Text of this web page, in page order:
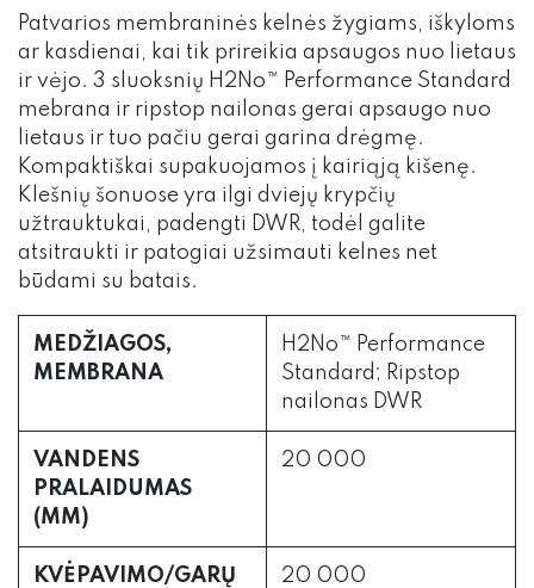
Patvarios membraninės kelnės žygiams, iškyloms
ar kasdienai, kai tik prireikia apsaugos nuo lietaus
ir vėjo. 3 sluoksnių H2No™ Performance Standard
mebrana ir ripstop nailonas gerai apsaugo nuo
lietaus ir tuo pačiu gerai garina drėgmę.
Kompaktiškai supakuojamos į kairiąją kišenę.
Klešnių šonuose yra ilgi dviejų krypčių
užtrauktukai, padengti DWR, todėl galite
atsitraukti ir patogiai užsimauti kelnes net
būdami su batais.
MEDŽIAGOS,
MEMBRANA
H2No™ Performance
Standard; Ripstop
nailonas DWR
VANDENS
PRALAIDUMAS
(MM)
20 000
KVĖPAVIMO/GARŲ
20 000